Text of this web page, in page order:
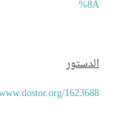
http://www.dostor.org/